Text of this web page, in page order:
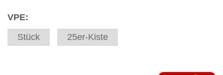
VPE:
Stück
25er-Kiste